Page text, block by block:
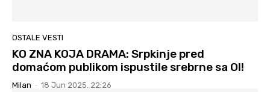
OSTALE VESTI
KO ZNA KOJA DRAMA: Srpkinje pred
domaćom publikom ispustile srebrne sa OI!
Milan - 18 Jun 2025. 22:26